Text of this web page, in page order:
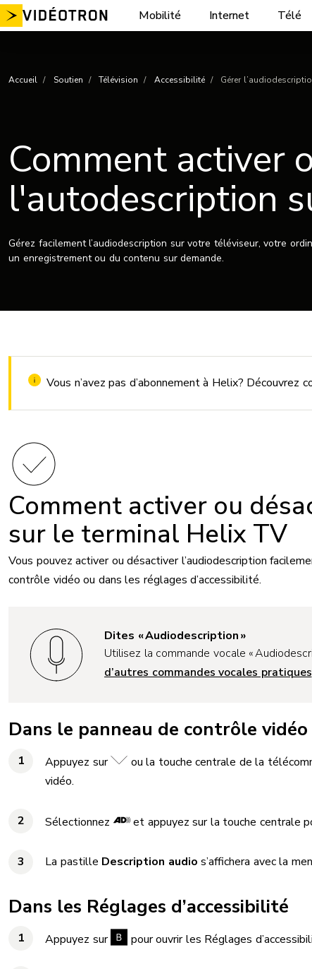
Aller
au
Mobilité Internet Télé
Accueil Soutien Télévision Accessibilité Gérer
Comment activer
l'autodescription
Gérez facilement l’audiodescription sur votre téléviseur, votre
un enregistrement ou du contenu sur demande.
Vous n’avez pas d’abonnement à Helix? Découvrez
Comment activer ou
sur le terminal Helix TV
Vous pouvez activer ou désactiver l’audiodescription
contrôle vidéo ou dans les réglages d’accessibilité.
Dites « Audiodescription »
Utilisez la commande vocale «
d’autres commandes vocales pratiques
Dans le panneau de contrôle vidéo
Appuyez sur
ou la touche centrale de la
vidéo.
Sélectionnez et appuyez sur la touche centrale
La pastille Description audio s’affichera avec la
Dans les Réglages d’accessibilité
Appuyez sur pour ouvrir les Réglages